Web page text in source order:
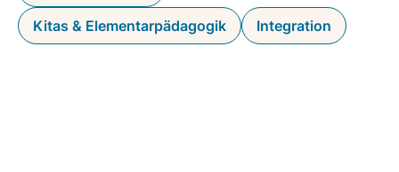
Kitas & Elementarpädagogik Integration